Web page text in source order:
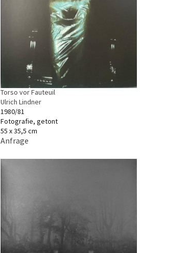
Torso vor Fauteuil
Ulrich Lindner
1980/81
Fotografie, getont
55 x 35,5 cm
Anfrage